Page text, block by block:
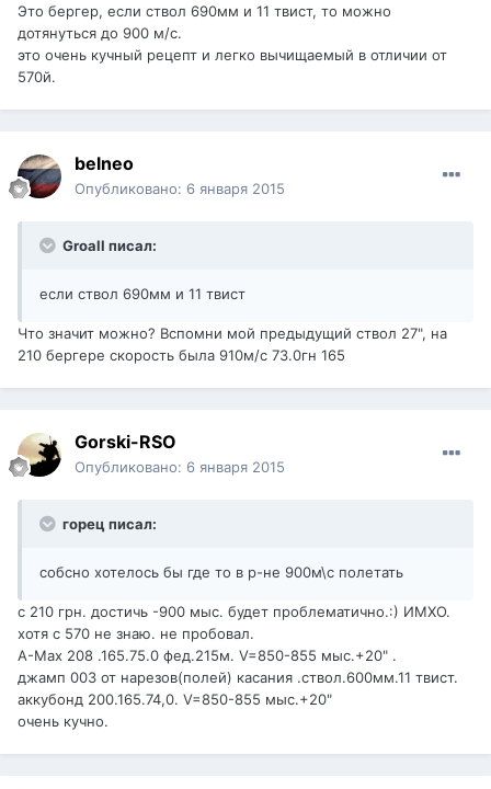
Это бергер, если ствол 690мм и 11 твист, то можно
дотянуться до 900 м/с.
это очень кучный рецепт и легко вычищаемый в отличии от
570й.
belneo
Опубликовано: 6 января 2015
Groall писал:
если ствол 690мм и 11 твист
Что значит можно? Вспомни мой предыдущий ствол 27", на
210 бергере скорость была 910м/с 73.0гн 165
Gorski-RSO
Опубликовано: 6 января 2015
горец писал:
cобсно хотелось бы где то в р-не 900м\с полетать
с 210 грн. достичь -900 мыс. будет проблематично.:) ИМХО.
хотя с 570 не знаю. не пробовал.
А-Мах 208 .165.75.0 фед.215м. V=850-855 мыс.+20" .
джамп 003 от нарезов(полей) касания .ствол.600мм.11 твист.
аккубонд 200.165.74,0. V=850-855 мыс.+20"
очень кучно.